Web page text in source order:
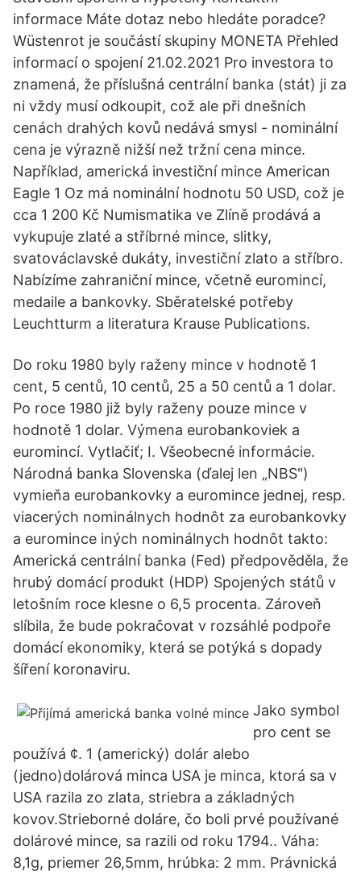
informace Máte dotaz nebo hledáte poradce?
Wüstenrot je součástí skupiny MONETA Přehled
informací o spojení 21.02.2021 Pro investora to
znamená, že příslušná centrální banka (stát) ji za
ni vždy musí odkoupit, což ale při dnešních
cenách drahých kovů nedává smysl - nominální
cena je výrazně nižší než tržní cena mince.
Například, americká investiční mince American
Eagle 1 Oz má nominální hodnotu 50 USD, což je
cca 1 200 Kč Numismatika ve Zlíně prodává a
vykupuje zlaté a stříbrné mince, slitky,
svatováclavské dukáty, investiční zlato a stříbro.
Nabízíme zahraniční mince, včetně euromincí,
medaile a bankovky. Sběratelské potřeby
Leuchtturm a literatura Krause Publications.
Do roku 1980 byly raženy mince v hodnotě 1
cent, 5 centů, 10 centů, 25 a 50 centů a 1 dolar.
Po roce 1980 již byly raženy pouze mince v
hodnotě 1 dolar. Výmena eurobankoviek a
euromincí. Vytlačiť; I. Všeobecné informácie.
Národná banka Slovenska (ďalej len „NBS")
vymieňa eurobankovky a euromince jednej, resp.
viacerých nominálnych hodnôt za eurobankovky
a euromince iných nominálnych hodnôt takto:
Americká centrální banka (Fed) předpověděla, že
hrubý domácí produkt (HDP) Spojených států v
letošním roce klesne o 6,5 procenta. Zároveň
slíbila, že bude pokračovat v rozsáhlé podpoře
domácí ekonomiky, která se potýká s dopady
šíření koronaviru.
Jako symbol
pro cent se
používá ¢. 1 (americký) dolár alebo
(jedno)dolárová minca USA je minca, ktorá sa v
USA razila zo zlata, striebra a základných
kovov.Strieborné doláre, čo boli prvé používané
dolárové mince, sa razili od roku 1794.. Váha:
8,1g, priemer 26,5mm, hrúbka: 2 mm. Právnická